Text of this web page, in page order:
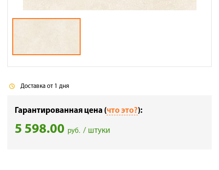
Доставка от 1 дня
Гарантированная цена (что это?):
5 598.00 руб. / штуки